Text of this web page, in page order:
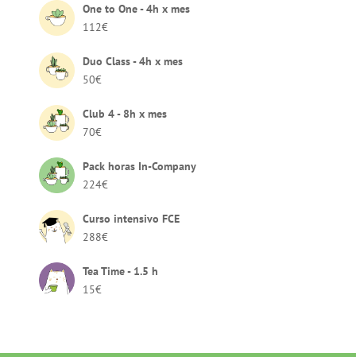
One to One - 4h x mes
112€
Duo Class - 4h x mes
50€
Club 4 - 8h x mes
70€
Pack horas In-Company
224€
Curso intensivo FCE
288€
Tea Time - 1.5 h
15€